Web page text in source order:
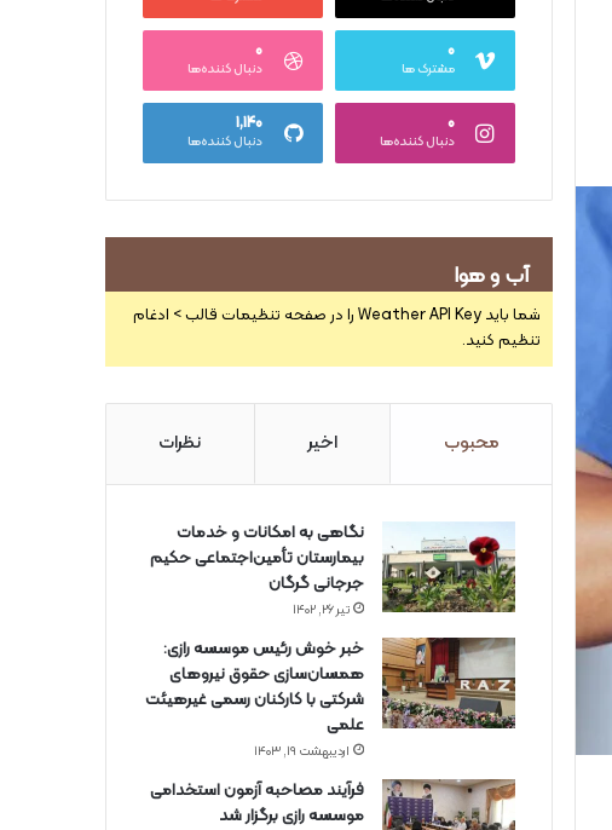
۰
مشترک ها
۰
دنبال کننده‌ها
۰
دنبال کننده‌ها
۱,۱۴۰
دنبال کننده‌ها
آب و هوا
شما باید Weather API Key را در صفحه تنظیمات قالب > ادغام
تنظیم کنید.
محبوب اخیر نظرات
نگاهی به امکانات و خدمات
بیمارستان تأمین‌اجتماعی حکیم
جرجانی گرگان
تیر ۲۶, ۱۴۰۲
خبر خوش رئیس موسسه رازی:
همسان‌سازی حقوق نیروهای
شرکتی با کارکنان رسمی غیرهیئت
علمی
اردیبهشت ۱۹, ۱۴۰۳
فرآیند مصاحبه آزمون استخدامی
موسسه رازی برگزار شد